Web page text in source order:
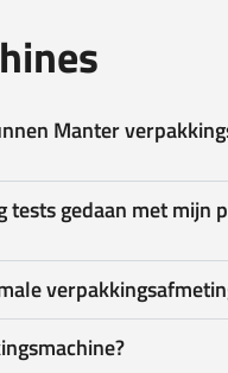
Manter
gedaan met mijn